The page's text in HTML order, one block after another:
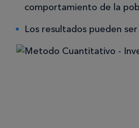
comportamiento de la
Los resultados pueden